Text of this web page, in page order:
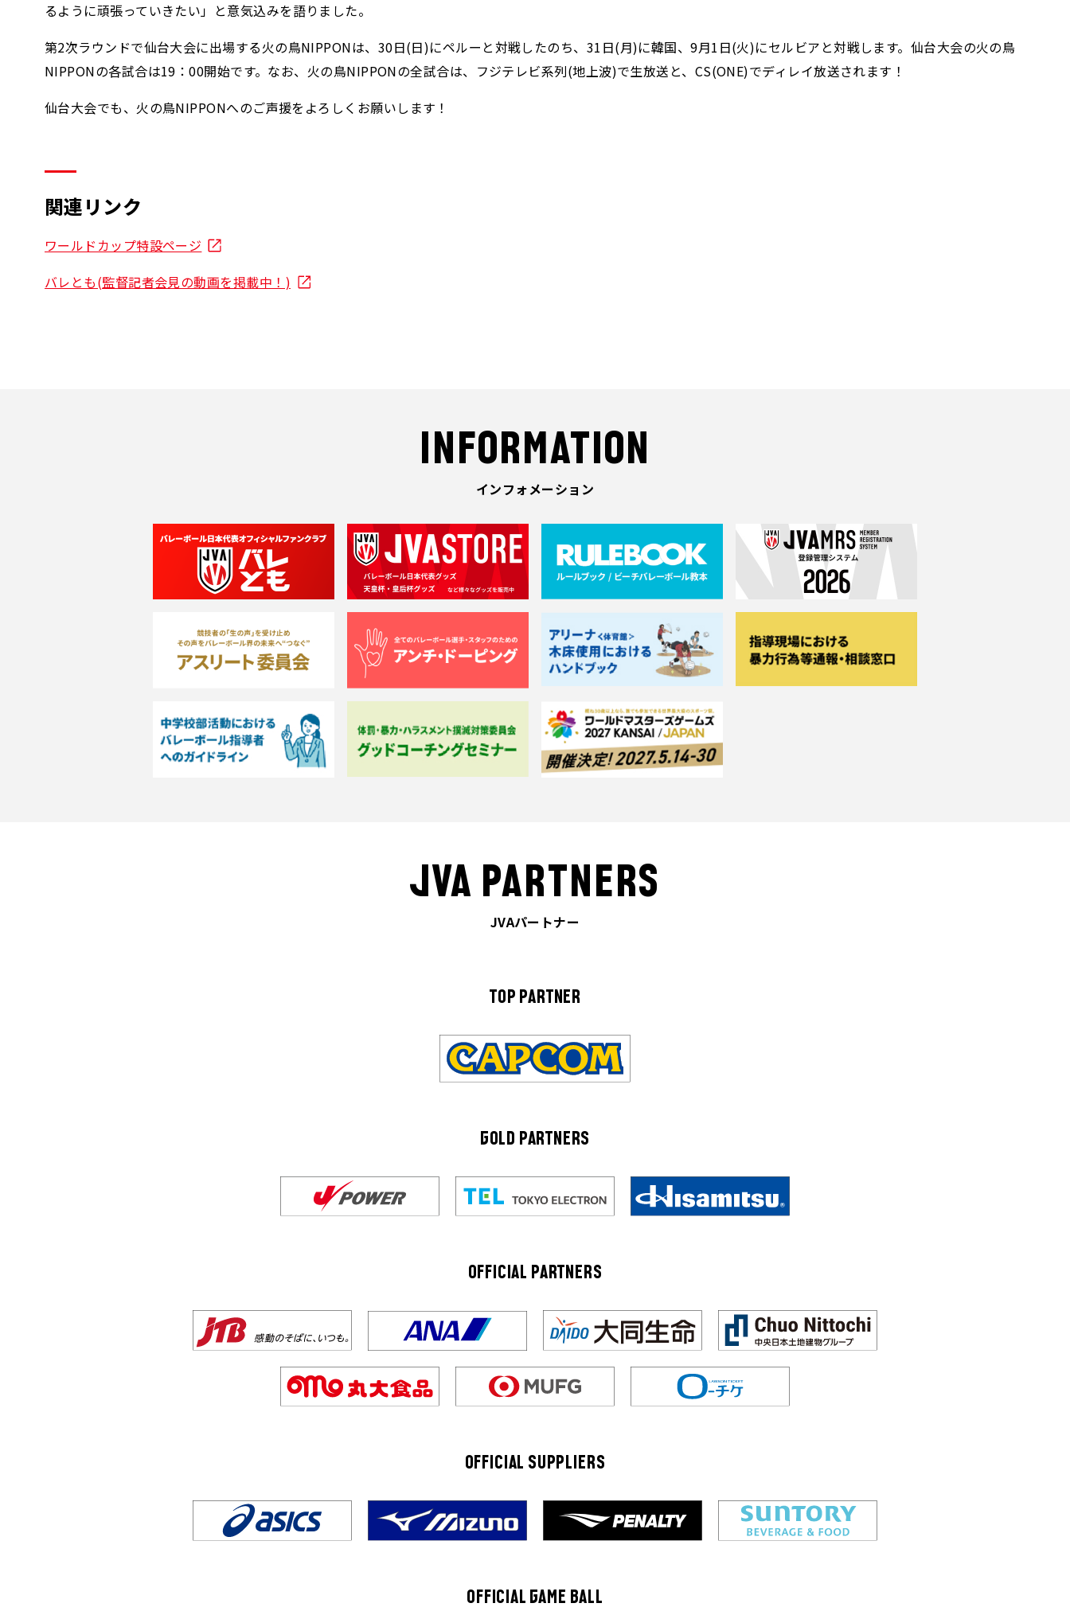
るように頑張っていきたい」と意気込みを語りました。
第2次ラウンドで仙台大会に出場する火の鳥NIPPONは、30日(日)にペルーと対戦したのち、31日(月)に韓国、9月1日(火)にセルビアと対戦します。仙台大会の火の鳥
NIPPONの各試合は19：00開始です。なお、火の鳥NIPPONの全試合は、フジテレビ系列(地上波)で生放送と、CS(ONE)でディレイ放送されます！
仙台大会でも、火の鳥NIPPONへのご声援をよろしくお願いします！
関連リンク
ワールドカップ特設ページ
バレとも(監督記者会見の動画を掲載中！)
INFORMATION
インフォメーション
JVA PARTNERS
JVAパートナー
TOP PARTNER
GOLD PARTNERS
OFFICIAL PARTNERS
OFFICIAL SUPPLIERS
OFFICIAL GAME BALL